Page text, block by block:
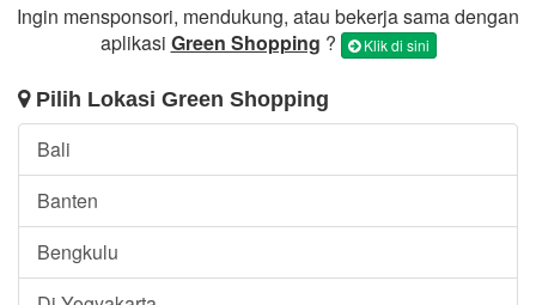
Ingin mensponsori, mendukung, atau bekerja sama dengan
aplikasi Green Shopping ? Klik di sini
Pilih Lokasi Green Shopping
Bali
Banten
Bengkulu